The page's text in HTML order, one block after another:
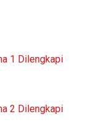
1 Dilengkapi
2 Dilengkapi